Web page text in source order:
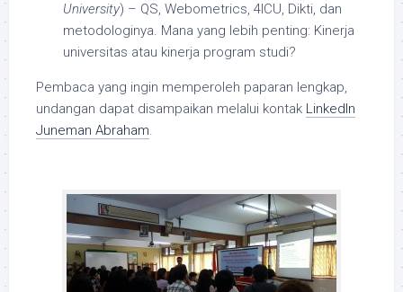
University) – QS, Webometrics, 4ICU, Dikti, dan
metodologinya. Mana yang lebih penting: Kinerja
universitas atau kinerja program studi?
Pembaca yang ingin memperoleh paparan lengkap,
undangan dapat disampaikan melalui kontak LinkedIn
Juneman Abraham.